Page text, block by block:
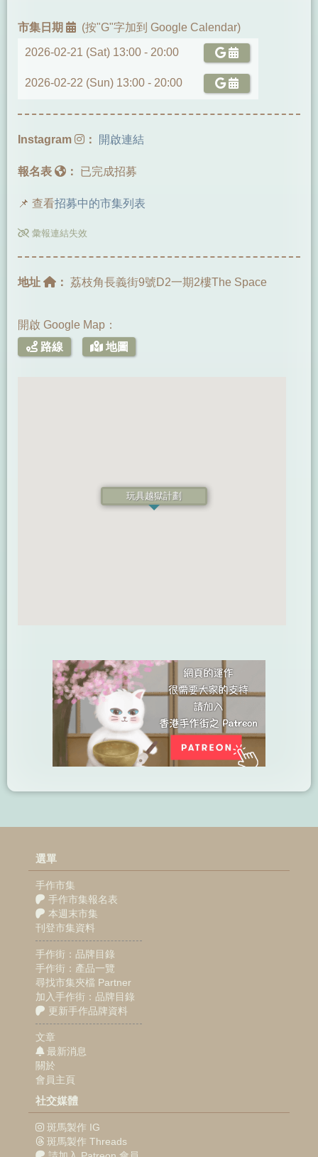
市集日期 (按"G"字加到 Google Calendar)
2026-02-21 (Sat) 13:00 - 20:00
2026-02-22 (Sun) 13:00 - 20:00
Instagram ： 開啟連結
報名表 ： 已完成招募
📌 查看招募中的市集列表
彙報連結失效
地址 ： 荔枝角長義街9號D2一期2樓The Space
開啟 Google Map：
路線
地圖
玩具越獄計劃
選單
手作市集
手作市集報名表
本週末市集
刊登市集資料
手作街：品牌目錄
手作街：產品一覽
尋找市集夾檔 Partner
加入手作街：品牌目錄
更新手作品牌資料
文章
最新消息
關於
會員主頁
社交媒體
斑馬製作 IG
斑馬製作 Threads